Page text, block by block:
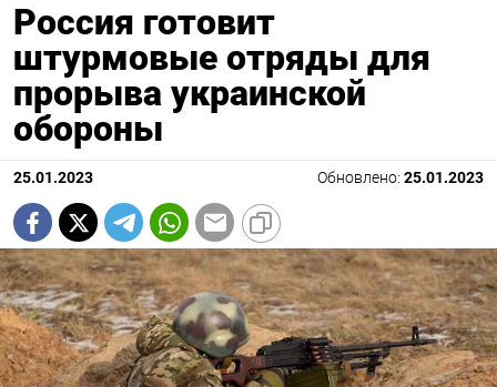
Россия готовит
штурмовые отряды для
прорыва украинской
обороны
25.01.2023 Обновлено: 25.01.2023